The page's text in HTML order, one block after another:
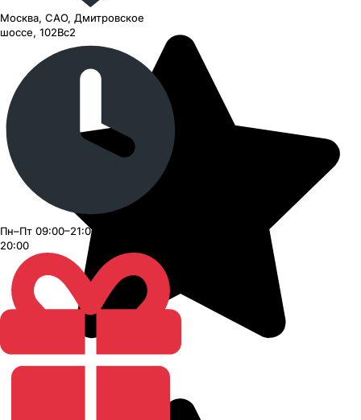
Москва, САО, Дмитровское
шоссе, 102Вс2
Пн–Пт 09:00–21:00, Сб–Вс 09:00–
20:00